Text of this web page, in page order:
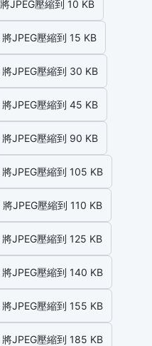
將JPEG壓縮到 10 KB
將JPEG壓縮到 15 KB
將JPEG壓縮到 30 KB
將JPEG壓縮到 45 KB
將JPEG壓縮到 90 KB
將JPEG壓縮到 105 KB
將JPEG壓縮到 110 KB
將JPEG壓縮到 125 KB
將JPEG壓縮到 140 KB
將JPEG壓縮到 155 KB
將JPEG壓縮到 185 KB